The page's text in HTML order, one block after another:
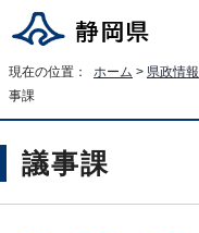
現在の位置： ホーム > 県政情報
事課
議事課